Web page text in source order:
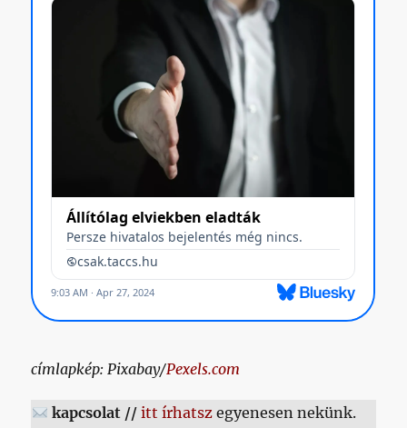
címlapkép: Pixabay/Pexels.com
kapcsolat // itt írhatszegyenesen nekünk.